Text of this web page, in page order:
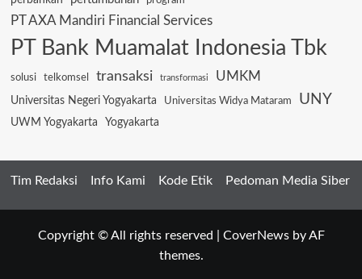
PT AXA Mandiri Financial Services
PT Bank Muamalat Indonesia Tbk
solusi telkomsel transaksi transformasi UMKM
Universitas Negeri Yogyakarta Universitas Widya Mataram UNY
UWM Yogyakarta Yogyakarta
Tim Redaksi Info Kami Kode Etik Pedoman Media Siber
Copyright © All rights reserved CoverNewsby AF
themes.